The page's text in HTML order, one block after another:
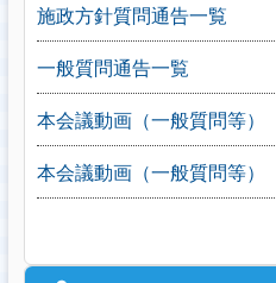
施政方針質問通告一覧
一般質問通告一覧
本会議動画（一般質問等）
本会議動画（一般質問等）